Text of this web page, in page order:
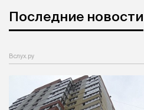
Последние новости
Вслух.ру